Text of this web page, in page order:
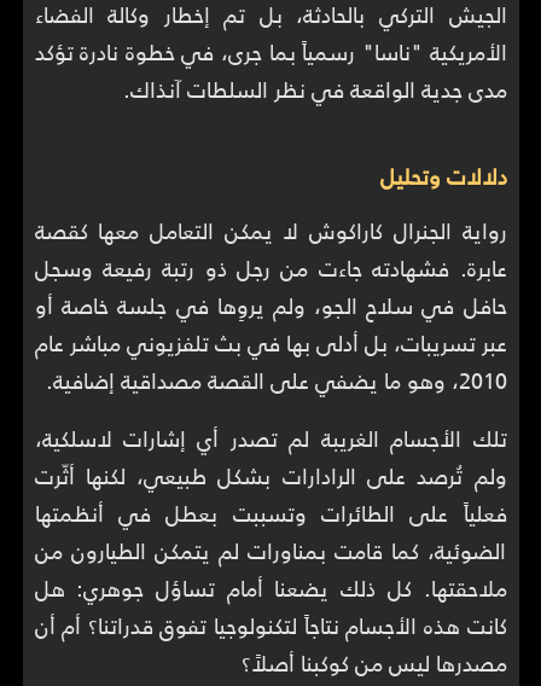
الجيش التركي بالحادثة، بل تم إخطار وكالة الفضاء
الأمريكية "ناسا" رسمياً بما جرى، في خطوة نادرة تؤكد
مدى جدية الواقعة في نظر السلطات آنذاك.
دلالات وتحليل
رواية الجنرال كاراكوش لا يمكن التعامل معها كقصة
عابرة. فشهادته جاءت من رجل ذو رتبة رفيعة وسجل
حافل في سلاح الجو، ولم يروِها في جلسة خاصة أو
عبر تسريبات، بل أدلى بها في بث تلفزيوني مباشر عام
2010، وهو ما يضفي على القصة مصداقية إضافية.
تلك الأجسام الغريبة لم تصدر أي إشارات لاسلكية،
ولم تُرصد على الرادارات بشكل طبيعي، لكنها أثّرت
فعلياً على الطائرات وتسببت بعطل في أنظمتها
الضوئية، كما قامت بمناورات لم يتمكن الطيارون من
ملاحقتها. كل ذلك يضعنا أمام تساؤل جوهري: هل
كانت هذه الأجسام نتاجاً لتكنولوجيا تفوق قدراتنا؟ أم أن
مصدرها ليس من كوكبنا أصلاً؟